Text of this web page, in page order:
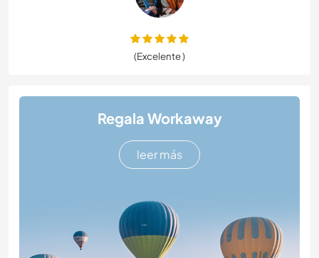
(Excelente )
Regala Workaway
leer más